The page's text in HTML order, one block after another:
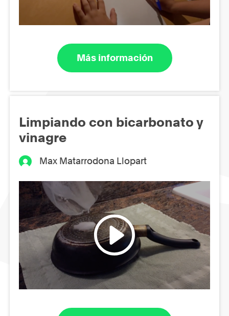
Más información
Limpiando con bicarbonato y
vinagre
Max Matarrodona Llopart